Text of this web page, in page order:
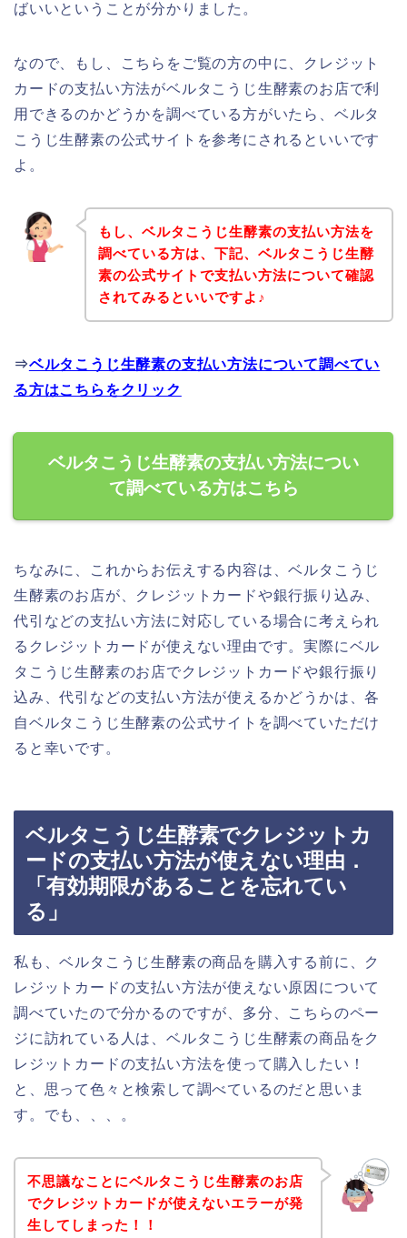
ばいいということが分かりました。
なので、もし、こちらをご覧の方の中に、クレジット
カードの支払い方法がベルタこうじ生酵素のお店で利
用できるのかどうかを調べている方がいたら、ベルタ
こうじ生酵素の公式サイトを参考にされるといいです
よ。
もし、ベルタこうじ生酵素の支払い方法を
調べている方は、下記、ベルタこうじ生酵
素の公式サイトで支払い方法について確認
されてみるといいですよ♪
⇒ベルタこうじ生酵素の支払い方法について調べてい
る方はこちらをクリック
ベルタこうじ生酵素の支払い方法につい
て調べている方はこちら
ちなみに、これからお伝えする内容は、ベルタこうじ
生酵素のお店が、クレジットカードや銀行振り込み、
代引などの支払い方法に対応している場合に考えられ
るクレジットカードが使えない理由です。実際にベル
タこうじ生酵素のお店でクレジットカードや銀行振り
込み、代引などの支払い方法が使えるかどうかは、各
自ベルタこうじ生酵素の公式サイトを調べていただけ
ると幸いです。
ベルタこうじ生酵素でクレジットカ
ードの支払い方法が使えない理由．
「有効期限があることを忘れてい
る」
私も、ベルタこうじ生酵素の商品を購入する前に、ク
レジットカードの支払い方法が使えない原因について
調べていたので分かるのですが、多分、こちらのペー
ジに訪れている人は、ベルタこうじ生酵素の商品をク
レジットカードの支払い方法を使って購入したい！
と、思って色々と検索して調べているのだと思いま
す。でも、、、。
不思議なことにベルタこうじ生酵素のお店
でクレジットカードが使えないエラーが発
生してしまった！！